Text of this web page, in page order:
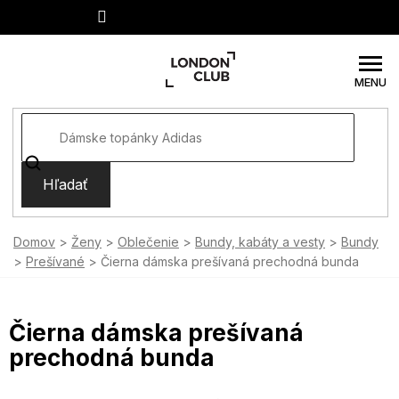
Hľadať
Domov Ženy Oblečenie Bundy, kabáty a vesty
Bundy
Prešívané
Čierna dámska prešívaná prechodná bunda
Čierna dámska prešívaná
prechodná bunda